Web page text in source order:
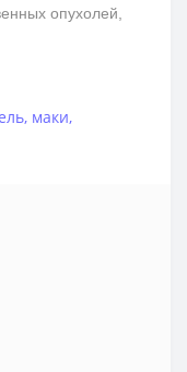
опухолей,
, маки,